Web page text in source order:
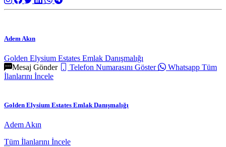
Adem Akın
Golden Elysium Estates Emlak Danışmalığı
Mesaj Gönder
Telefon Numarasını Göster Whatsapp Tüm
İlanlarını İncele
Golden Elysium Estates Emlak Danışmalığı
Adem Akın
Tüm İlanlarını İncele